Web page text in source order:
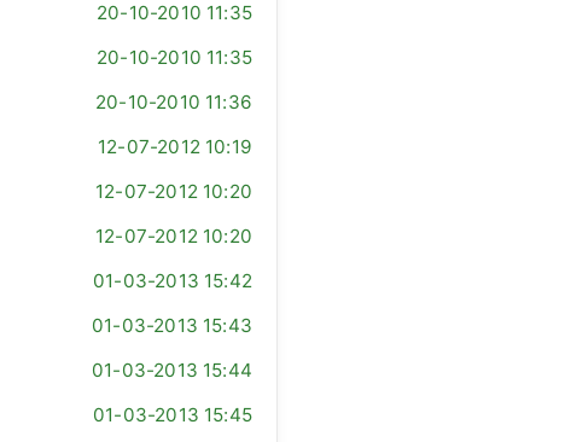
20-10-2010 11:35
20-10-2010 11:35
20-10-2010 11:36
12-07-2012 10:19
12-07-2012 10:20
12-07-2012 10:20
01-03-2013 15:42
01-03-2013 15:43
01-03-2013 15:44
01-03-2013 15:45